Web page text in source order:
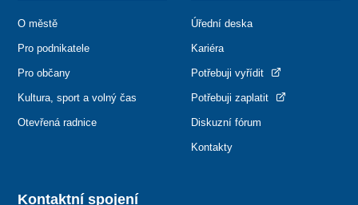
Kontaktní spojení
O městě
Pro podnikatele
Pro občany
Kultura, sport a volný čas
Otevřená radnice
Úřední deska
Kariéra
Potřebuji vyřídit
Potřebuji zaplatit
Diskuzní fórum
Kontakty